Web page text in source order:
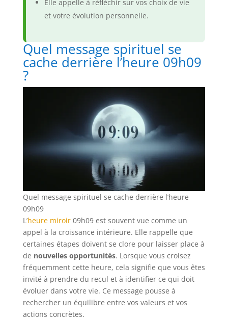
Elle appelle à réfléchir sur vos choix de vie
et votre évolution personnelle.
Quel message spirituel se
cache derrière l’heure 09h09
?
Quel message spirituel se cache derrière l’heure
09h09
L’heure miroir09h09 est souvent vue comme un
appel à la croissance intérieure. Elle rappelle que
certaines étapes doivent se clore pour laisser place à
de nouvelles opportunités. Lorsque vous croisez
fréquemment cette heure, cela signifie que vous êtes
invité à prendre du recul et à identifier ce qui doit
évoluer dans votre vie. Ce message pousse à
rechercher un équilibre entre vos valeurs et vos
actions concrètes.